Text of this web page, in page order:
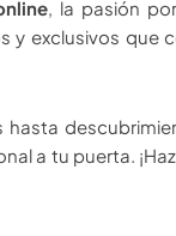
, la pasión
y exclusivos que
a tu puerta.